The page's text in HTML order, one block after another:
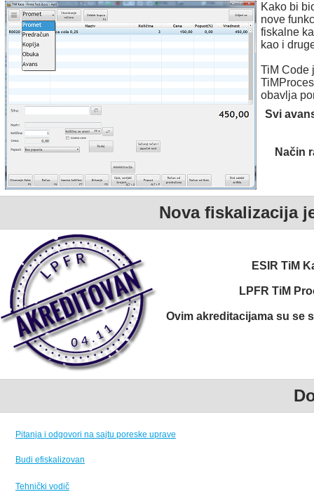
Kako bi
nove
fiskalne
kao i
TiM Code
obavlja
Svi
Način
Nova fiskalizacija
ESIR TiM
LPFR TiM
Ovim akreditacijama su se
Pitanja i odgovori na sajtu poreske uprave
Budi efiskalizovan
Tehnički vodič